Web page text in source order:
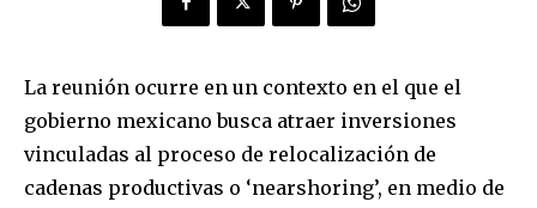
La reunión ocurre en un contexto en el que el
gobierno mexicano busca atraer inversiones
vinculadas al proceso de relocalización de
cadenas productivas o ‘nearshoring’, en medio de